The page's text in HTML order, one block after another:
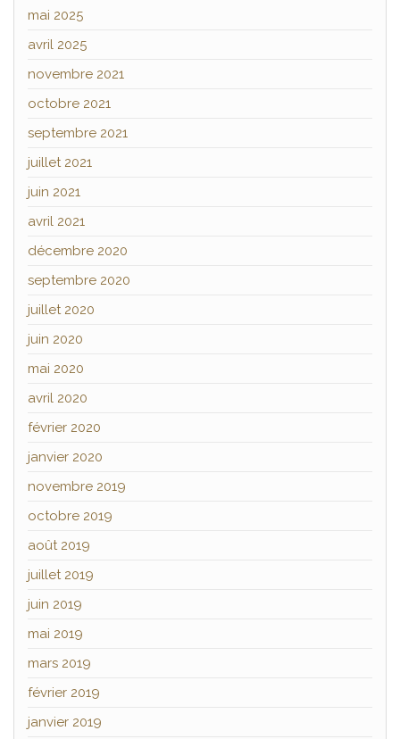
mai 2025
avril 2025
novembre 2021
octobre 2021
septembre 2021
juillet 2021
juin 2021
avril 2021
décembre 2020
septembre 2020
juillet 2020
juin 2020
mai 2020
avril 2020
février 2020
janvier 2020
novembre 2019
octobre 2019
août 2019
juillet 2019
juin 2019
mai 2019
mars 2019
février 2019
janvier 2019